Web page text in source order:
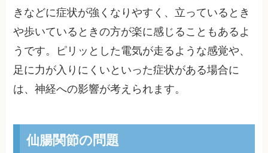
きなどに症状が強くなりやすく、立っているとき
や歩いているときの方が楽に感じることもあるよ
うです。ピリッとした電気が走るような感覚や、
足に力が入りにくいといった症状がある場合に
は、神経への影響が考えられます。
仙腸関節の問題